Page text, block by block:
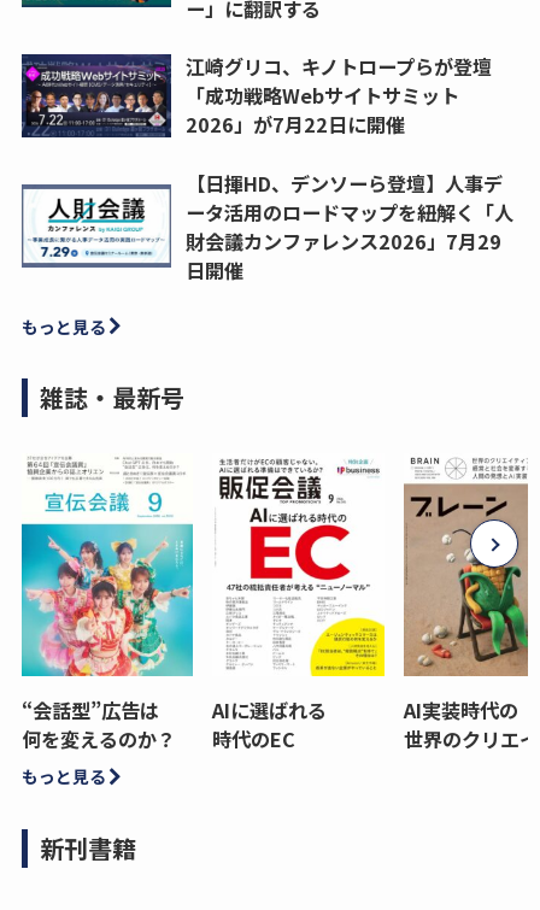
ー」に翻訳する
江崎グリコ、キノトロープらが登壇
「成功戦略Webサイトサミット
2026」が7月22日に開催
【日揮HD、デンソーら登壇】人事デ
ータ活用のロードマップを紐解く「人
財会議カンファレンス2026」7月29
日開催
もっと見る
雑誌・最新号
“会話型”広告は
何を変えるのか？
AIに選ばれる
時代のEC
AI実装時代の
世界のクリエ
もっと見る
新刊書籍